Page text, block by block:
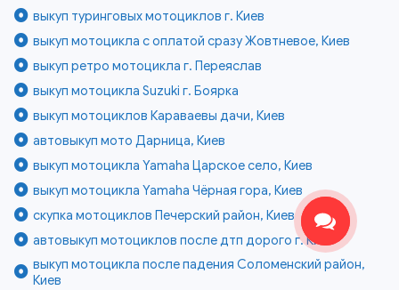
выкуп туринговых мотоциклов г. Киев
выкуп мотоцикла с оплатой сразу Жовтневое, Киев
выкуп ретро мотоцикла г. Переяслав
выкуп мотоцикла Suzuki г. Боярка
выкуп мотоциклов Караваевы дачи, Киев
автовыкуп мото Дарница, Киев
выкуп мотоцикла Yamaha Царское село, Киев
выкуп мотоцикла Yamaha Чёрная гора, Киев
скупка мотоциклов Печерский район, Киев
автовыкуп мотоциклов после дтп дорого г. Киев
выкуп мотоцикла после падения Соломенский район,
Киев